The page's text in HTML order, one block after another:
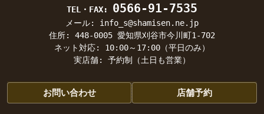
TEL・FAX: 0566-91-7535
メール: info_s@shamisen.ne.jp
住所: 448-0005 愛知県刈谷市今川町1-702
ネット対応: 10:00～17:00（平日のみ）
実店舗: 予約制（土日も営業）
お問い合わせ 店舗予約